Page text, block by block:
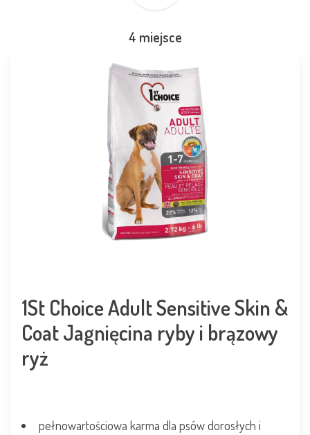
4 miejsce
1St Choice Adult Sensitive Skin &
Coat Jagnięcina ryby i brązowy
ryż
pełnowartościowa karma dla psów dorosłych i